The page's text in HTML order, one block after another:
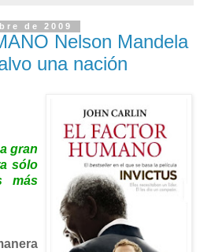
de 2009
Nelson Mandela
una nación
gran
sólo
más